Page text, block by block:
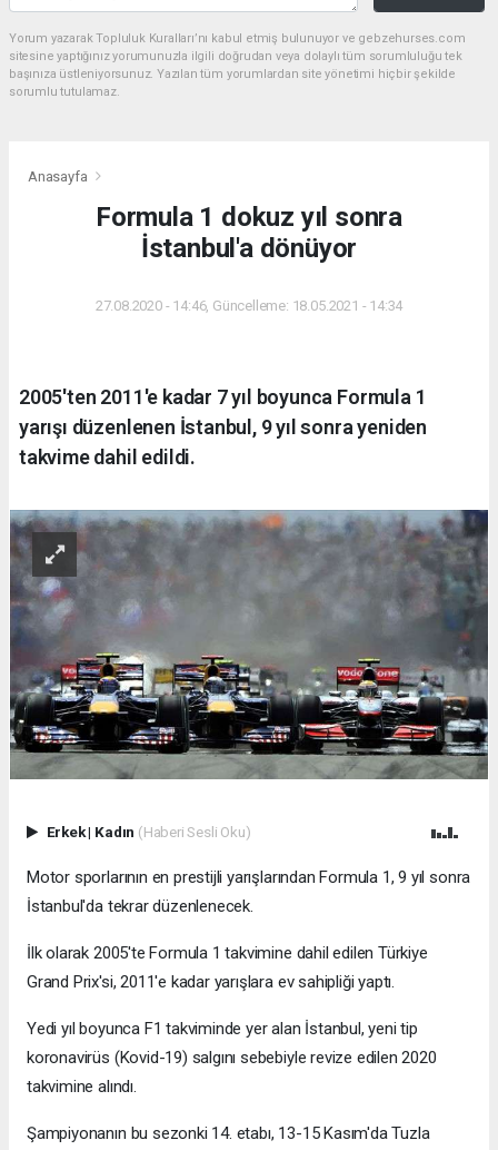
Yorum yazarak Topluluk Kuralları’nı kabul etmiş bulunuyor ve gebzehurses.com
sitesine yaptığınız yorumunuzla ilgili doğrudan veya dolaylı tüm sorumluluğu tek
başınıza üstleniyorsunuz. Yazılan tüm yorumlardan site yönetimi hiçbir şekilde
sorumlu tutulamaz.
Anasayfa
Formula 1 dokuz yıl sonra
İstanbul'a dönüyor
27.08.2020 - 14:46, Güncelleme: 18.05.2021 - 14:34
2005'ten 2011'e kadar 7 yıl boyunca Formula 1
yarışı düzenlenen İstanbul, 9 yıl sonra yeniden
takvime dahil edildi.
Erkek| Kadın (Haberi Sesli Oku)
Motor sporlarının en prestijli yarışlarından Formula 1, 9 yıl sonra
İstanbul'da tekrar düzenlenecek.
İlk olarak 2005'te Formula 1 takvimine dahil edilen Türkiye
Grand Prix'si, 2011'e kadar yarışlara ev sahipliği yaptı.
Yedi yıl boyunca F1 takviminde yer alan İstanbul, yeni tip
koronavirüs (Kovid-19) salgını sebebiyle revize edilen 2020
takvimine alındı.
Şampiyonanın bu sezonki 14. etabı, 13-15 Kasım'da Tuzla